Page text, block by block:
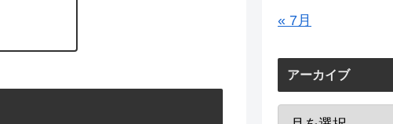
« 7月
アーカイブ